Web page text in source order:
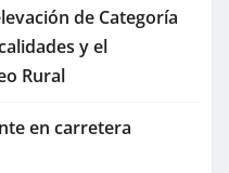
de Categoría
y el
Rural
en carretera